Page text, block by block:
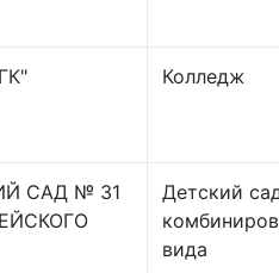
Колледж
САД № 31
Детский
вида